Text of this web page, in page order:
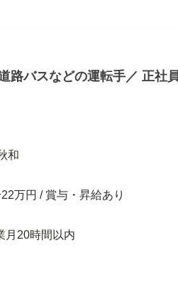
路バスなどの運転手／ 正社
和
万円 / 賞与・昇給あり
月20時間以内